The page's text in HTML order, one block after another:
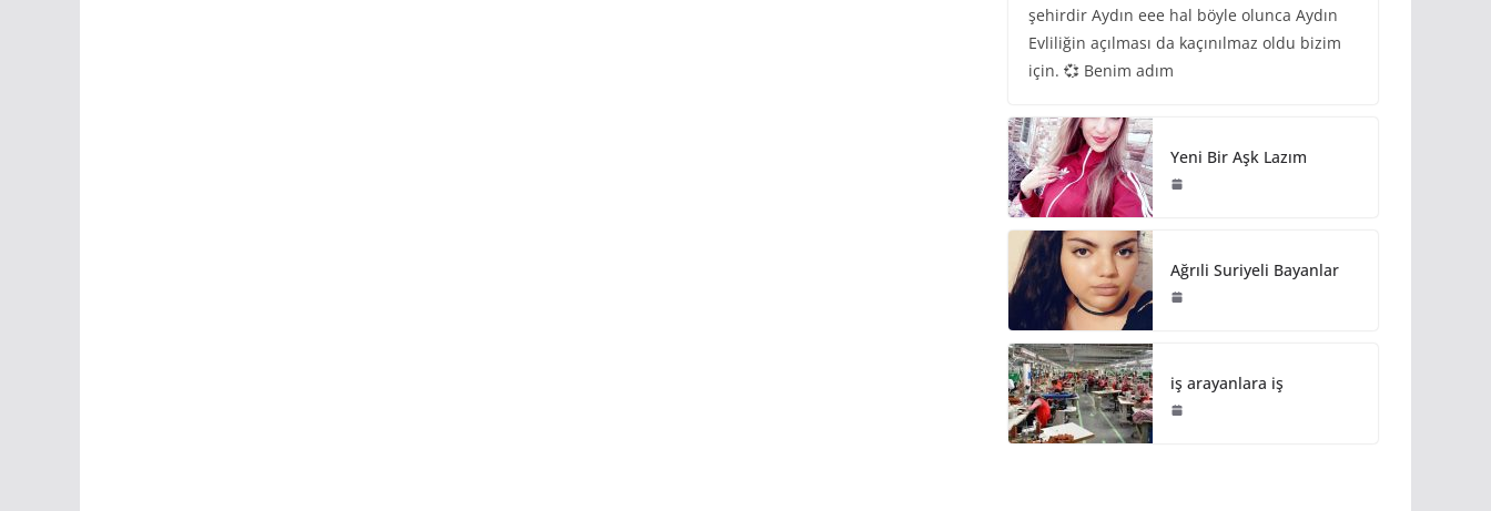
şehirdir Aydın eee hal böyle olunca Aydın
Evliliğin açılması da kaçınılmaz oldu bizim
için. 💞 Benim adım
Yeni Bir Aşk Lazım
Ağrıli Suriyeli Bayanlar
iş arayanlara iş